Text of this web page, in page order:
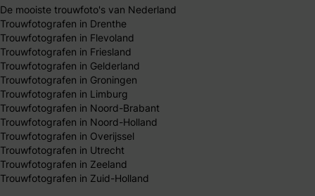
De mooiste trouwfoto's van Nederland
Trouwfotografen in Drenthe
Trouwfotografen in Flevoland
Trouwfotografen in Friesland
Trouwfotografen in Gelderland
Trouwfotografen in Groningen
Trouwfotografen in Limburg
Trouwfotografen in Noord-Brabant
Trouwfotografen in Noord-Holland
Trouwfotografen in Overijssel
Trouwfotografen in Utrecht
Trouwfotografen in Zeeland
Trouwfotografen in Zuid-Holland